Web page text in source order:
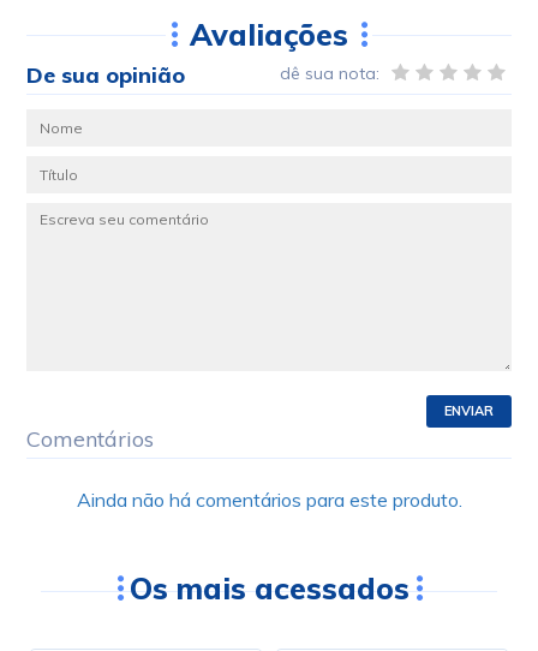
Avaliações
De sua opinião dê sua nota:
ENVIAR
Comentários
Ainda não há comentários para este produto.
Os mais acessados